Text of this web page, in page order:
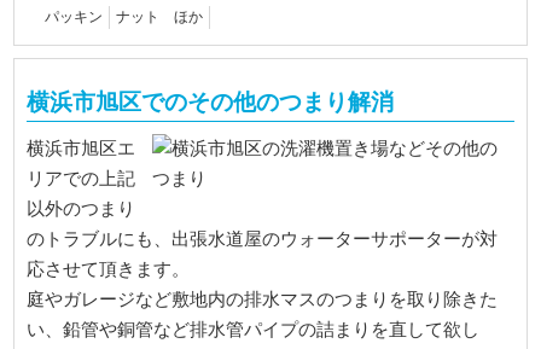
パッキン
ナット ほか
横浜市旭区でのその他のつまり解消
横浜市旭区エ
リアでの上記
以外のつまり
のトラブルにも、出張水道屋のウォーターサポーターが対
応させて頂きます。
庭やガレージなど敷地内の排水マスのつまりを取り除きた
い、鉛管や銅管など排水管パイプの詰まりを直して欲し